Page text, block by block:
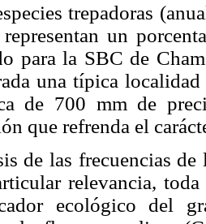
trepadoras
un
para la SBC de
una típica
de 700 mm de
que refrenda el
de las frecuencias
relevancia,
ecológico del